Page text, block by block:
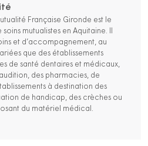
Française Gironde est le
mutualistes en Aquitaine. Il
et d’accompagnement, au
que des établissements
de santé dentaires et médicaux,
des pharmacies, de
à destination des
de handicap, des crèches ou
du matériel médical.